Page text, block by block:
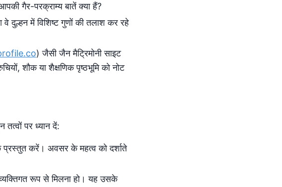
गैर-परक्राम्य बातें क्या हैं?
दुल्हन में विशिष्ट गुणों की तलाश कर रहे
) जैसी जैन मैट्रिमोनी साइट
शौक या शैक्षणिक पृष्ठभूमि को नोट
तत्वों पर ध्यान दें:
करें। अवसर के महत्व को दर्शाते
रूप से मिलना हो। यह उसके